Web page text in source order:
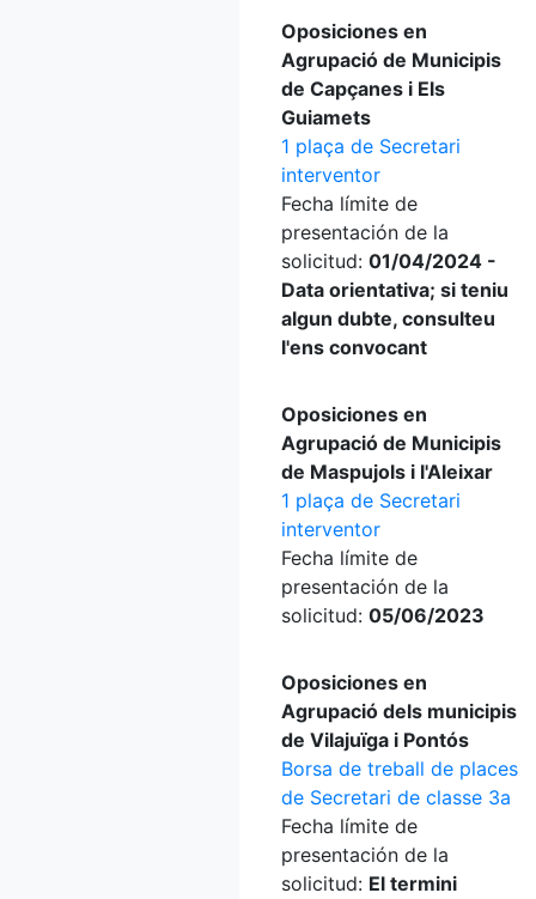
Oposiciones en
Agrupació de Municipis
de Capçanes i Els
Guiamets
1 plaça de Secretari
interventor
Fecha límite de
presentación de la
solicitud: 01/04/2024 -
Data orientativa; si teniu
algun dubte, consulteu
l'ens convocant
Oposiciones en
Agrupació de Municipis
de Maspujols i l'Aleixar
1 plaça de Secretari
interventor
Fecha límite de
presentación de la
solicitud: 05/06/2023
Oposiciones en
Agrupació dels municipis
de Vilajuïga i Pontós
Borsa de treball de places
de Secretari de classe 3a
Fecha límite de
presentación de la
solicitud: El termini